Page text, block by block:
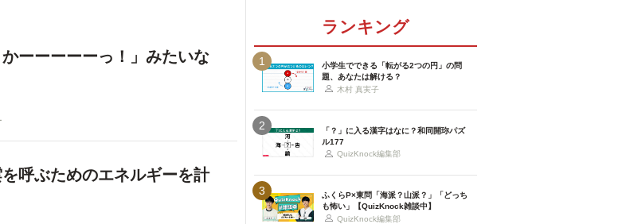
かーーーーーっ！」みたいな
呼ぶためのエネルギーを計
ランキング
1
小学生でできる「転がる2つの円」の問
題、あなたは解ける？
木村 真実子
2
「？」に入る漢字はなに？和同開珎パズ
ル177
QuizKnock編集部
3
ふくらP×東問「海派？山派？」「どっち
も怖い」【QuizKnock雑談中】
QuizKnock編集部